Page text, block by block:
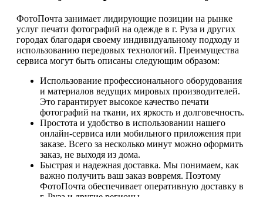
ФотоПочта занимает лидирующие позиции на рынке
услуг печати фотографий на одежде в г. Руза и других
городах благодаря своему индивидуальному подходу и
использованию передовых технологий. Преимущества
сервиса могут быть описаны следующим образом:
Использование профессионального оборудования
и материалов ведущих мировых производителей.
Это гарантирует высокое качество печати
фотографий на ткани, их яркость и долговечность.
Простота и удобство в использовании нашего
онлайн-сервиса или мобильного приложения при
заказе. Всего за несколько минут можно оформить
заказ, не выходя из дома.
Быстрая и надежная доставка. Мы понимаем, как
важно получить ваш заказ вовремя. Поэтому
ФотоПочта обеспечивает оперативную доставку в